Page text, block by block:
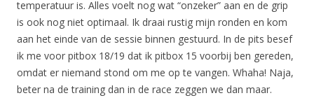
temperatuur is. Alles voelt nog wat “onzeker” aan en de grip
is ook nog niet optimaal. Ik draai rustig mijn ronden en kom
aan het einde van de sessie binnen gestuurd. In de pits besef
ik me voor pitbox 18/19 dat ik pitbox 15 voorbij ben gereden,
omdat er niemand stond om me op te vangen. Whaha! Naja,
beter na de training dan in de race zeggen we dan maar.